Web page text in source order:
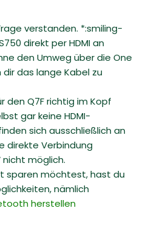
verstanden. *:smiling-
direkt per HDMI an
den Umweg über die One
das lange Kabel zu
den Q7F richtig im Kopf
gar keine HDMI-
sich ausschließlich an
direkte Verbindung
nicht möglich.
sparen möchtest, hast du
nämlich
herstellen